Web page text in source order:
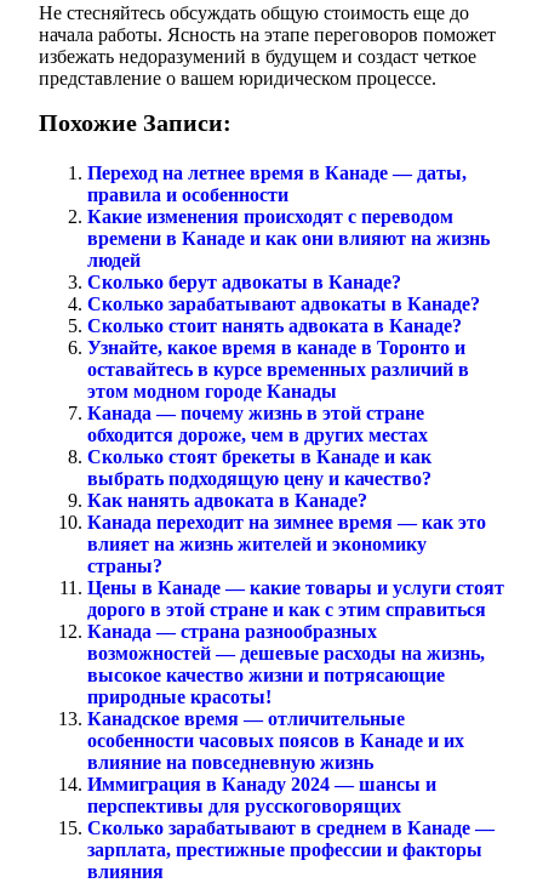
Не стесняйтесь обсуждать общую стоимость еще до
начала работы. Ясность на этапе переговоров поможет
избежать недоразумений в будущем и создаст четкое
представление о вашем юридическом процессе.
Похожие Записи:
Переход на летнее время в Канаде — даты,
правила и особенности
Какие изменения происходят с переводом
времени в Канаде и как они влияют на жизнь
людей
Сколько берут адвокаты в Канаде?
Сколько зарабатывают адвокаты в Канаде?
Сколько стоит нанять адвоката в Канаде?
Узнайте, какое время в канаде в Торонто и
оставайтесь в курсе временных различий в
этом модном городе Канады
Канада — почему жизнь в этой стране
обходится дороже, чем в других местах
Сколько стоят брекеты в Канаде и как
выбрать подходящую цену и качество?
Как нанять адвоката в Канаде?
Канада переходит на зимнее время — как это
влияет на жизнь жителей и экономику
страны?
Цены в Канаде — какие товары и услуги стоят
дорого в этой стране и как с этим справиться
Канада — страна разнообразных
возможностей — дешевые расходы на жизнь,
высокое качество жизни и потрясающие
природные красоты!
Канадское время — отличительные
особенности часовых поясов в Канаде и их
влияние на повседневную жизнь
Иммиграция в Канаду 2024 — шансы и
перспективы для русскоговорящих
Сколько зарабатывают в среднем в Канаде —
зарплата, престижные профессии и факторы
влияния